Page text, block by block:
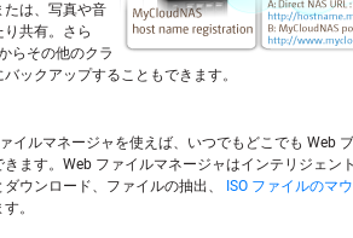
たは、写真や音
共有。さら
らその他のクラ
ックアップすることもできます。
イルマネージャを使えば、いつでもどこでも Web
ます。Web ファイルマネージャはインテリジェン
ウンロード、ファイルの抽出、
ISO ファイルのマ
。